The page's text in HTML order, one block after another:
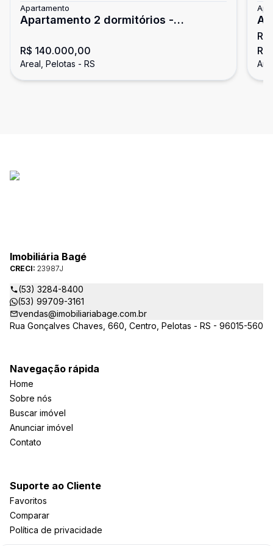
Apartamento
Apartamento 2 dormitórios -
R$ 140.000,00
Areal, Pelotas - RS
Imobiliária Bagé
CRECI: 23987J
(53) 3284-8400
(53) 99709-3161
vendas@imobiliariabage.com.br
Rua Gonçalves Chaves, 660, Centro, Pelotas - RS - 96015-560
Navegação rápida
Home
Sobre nós
Buscar imóvel
Anunciar imóvel
Contato
Suporte ao Cliente
Favoritos
Comparar
Política de privacidade